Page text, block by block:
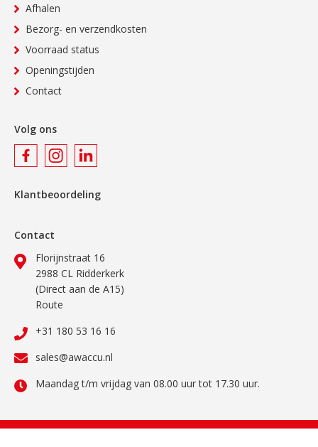
Afhalen
Bezorg- en verzendkosten
Voorraad status
Openingstijden
Contact
Volg ons
Klantbeoordeling
Contact
Florijnstraat 16
2988 CL Ridderkerk
(Direct aan de A15)
Route
+31 180 53 16 16
sales@awaccu.nl
Maandag t/m vrijdag van 08.00 uur tot 17.30 uur.